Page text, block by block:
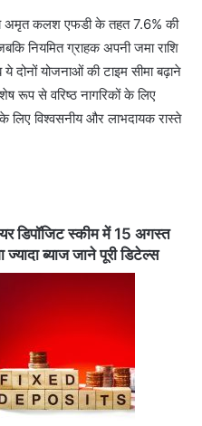
अमृत कलश एफडी के तहत 7.6% की
नियमित ग्राहक अपनी जमा राशि
योजनाओं की टाइम सीमा बढ़ाने
रूप से वरिष्ठ नागरिकों के लिए
लिए विश्वसनीय और लाभदायक रास्ते
डिपॉजिट स्कीम में 15 अगस्त
ब्याज जाने पूरी डिटेल्स